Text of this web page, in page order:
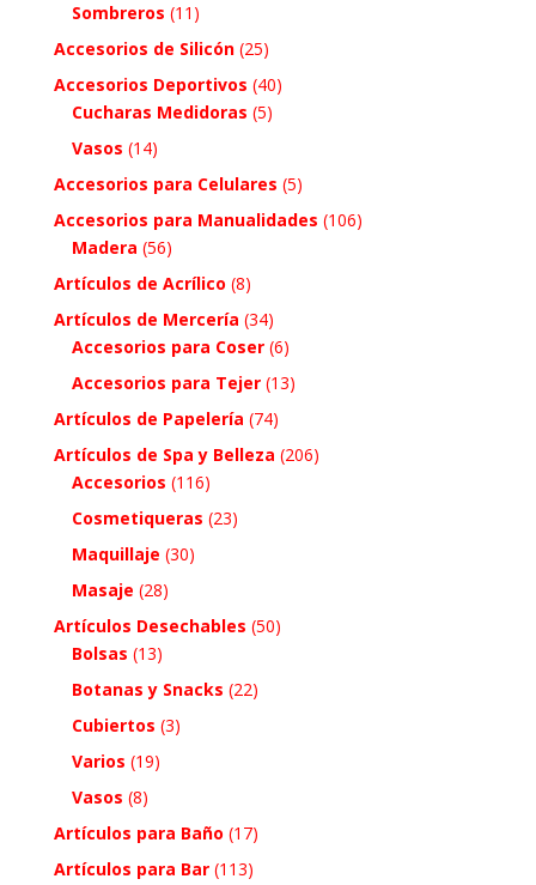
Sombreros (11)
Accesorios de Silicón (25)
Accesorios Deportivos (40)
Cucharas Medidoras (5)
Vasos (14)
Accesorios para Celulares (5)
Accesorios para Manualidades (106)
Madera (56)
Artículos de Acrílico (8)
Artículos de Mercería (34)
Accesorios para Coser (6)
Accesorios para Tejer (13)
Artículos de Papelería (74)
Artículos de Spa y Belleza (206)
Accesorios (116)
Cosmetiqueras (23)
Maquillaje (30)
Masaje (28)
Artículos Desechables (50)
Bolsas (13)
Botanas y Snacks (22)
Cubiertos (3)
Varios (19)
Vasos (8)
Artículos para Baño (17)
Artículos para Bar (113)